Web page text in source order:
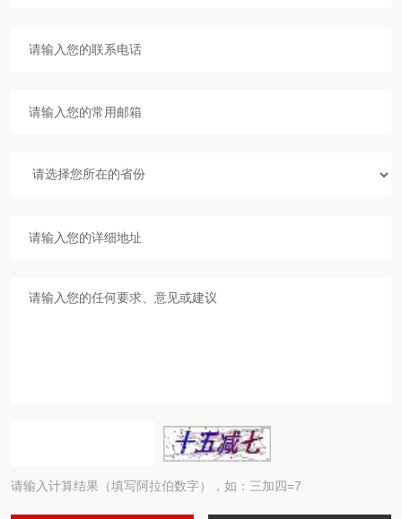
请输入计算结果（填写阿拉伯数字），如：三加四=7